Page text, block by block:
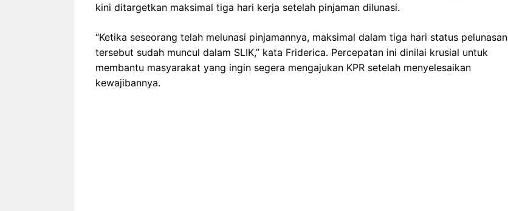
kini ditargetkan maksimal tiga hari kerja setelah pinjaman dilunasi.
“Ketika seseorang telah melunasi pinjamannya, maksimal dalam tiga hari status pelunasan
tersebut sudah muncul dalam SLIK,” kata Friderica. Percepatan ini dinilai krusial untuk
membantu masyarakat yang ingin segera mengajukan KPR setelah menyelesaikan
kewajibannya.